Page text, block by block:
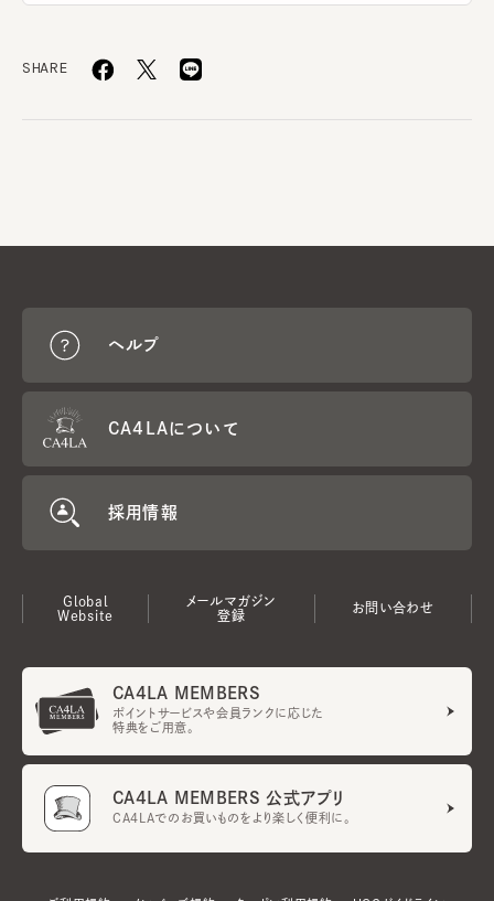
SHARE
ヘルプ
CA4LAについて
採用情報
Global
Website
メールマガジン
登録
お問い合わせ
CA4LA MEMBERS
ポイントサービスや会員ランクに応じた
特典をご用意。
CA4LA MEMBERS 公式アプリ
CA4LAでのお買いものをより楽しく便利に。